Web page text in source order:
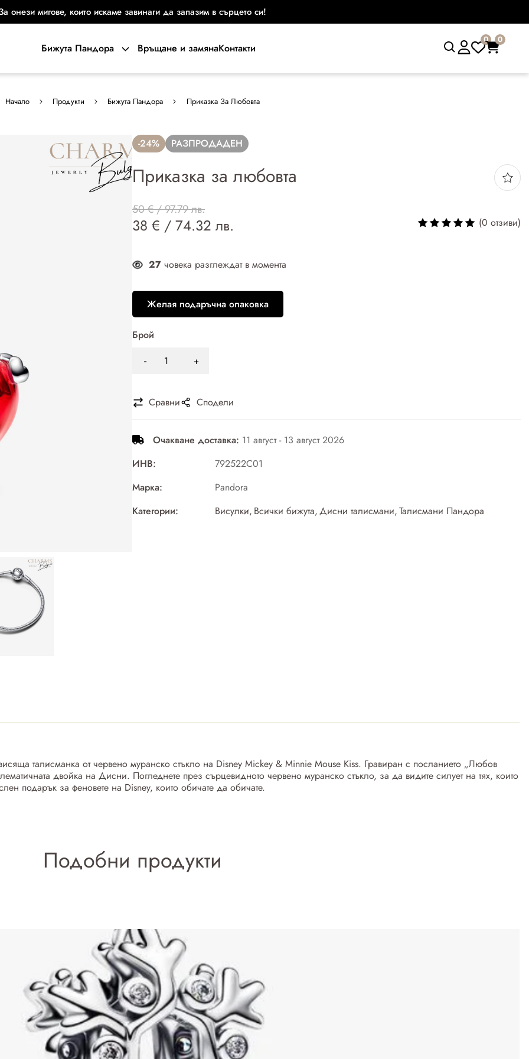
онези мигове, които искаме завинаги да запазим в сърцето си!
Бижута Пандора Връщане и замянаКонтакти
0 0
Начало Продукти Бижута Пандора Приказка За Любовта
-24% РАЗПРОДАДЕН
Приказка за любовта
50 € / 97.79 лв.
38 € / 74.32 лв. (0 отзиви)
27 човека разглеждат в момента
Желая подаръчна опаковка
Брой
Сравни Сподели
Очакване доставка: 11 август - 13 август 2026
ИНВ:
792522C01
Марка:
Pandora
Категории:
Висулки, Всички бижута,Дисни талисмани,Талисмани Пандора
талисманка от червено муранско стъкло на Disney Mickey & Minnie Mouse Kiss. Гравиран с посланието „Любов
двойка на Дисни. Погледнете през сърцевидното червено муранско стъкло, за да видите силует на тях, които
подарък за феновете на Disney, които обичате да обичате.
Подобни продукти